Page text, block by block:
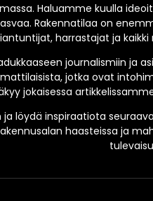
Haluamme kuulla
Rakennatilaa on
harrastajat ja
journalismiin ja
jotka ovat
jokaisessa
ja löydä inspiraatiota
haasteissa ja